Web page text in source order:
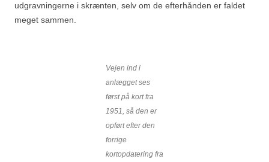
udgravningerne i skrænten, selv om de efterhånden er faldet
meget sammen.
Vejen ind i
anlægget ses
først på kort fra
1951, så den er
opført efter den
forrige
kortopdatering fra